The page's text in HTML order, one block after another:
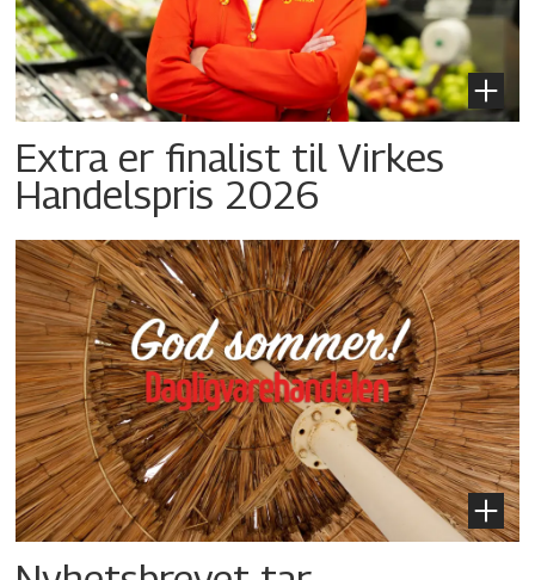
Extra er finalist til Virkes
Handelspris 2026